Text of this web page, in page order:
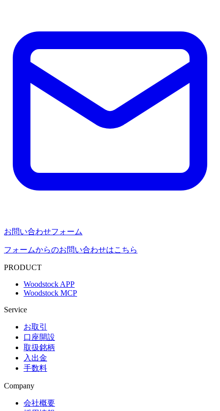
お問い合わせフォーム
フォームからのお問い合わせはこちら
PRODUCT
Woodstock APP
Woodstock MCP
Service
お取引
口座開設
取扱銘柄
入出金
手数料
Company
会社概要